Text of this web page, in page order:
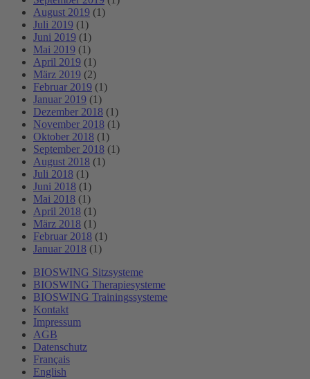
August 2019 (1)
Juli 2019 (1)
Juni 2019 (1)
Mai 2019 (1)
April 2019 (1)
März 2019 (2)
Februar 2019 (1)
Januar 2019 (1)
Dezember 2018 (1)
November 2018 (1)
Oktober 2018 (1)
September 2018 (1)
August 2018 (1)
Juli 2018 (1)
Juni 2018 (1)
Mai 2018 (1)
April 2018 (1)
März 2018 (1)
Februar 2018 (1)
Januar 2018 (1)
BIOSWING Sitzsysteme
BIOSWING Therapiesysteme
BIOSWING Trainingssysteme
Kontakt
Impressum
AGB
Datenschutz
Français
English